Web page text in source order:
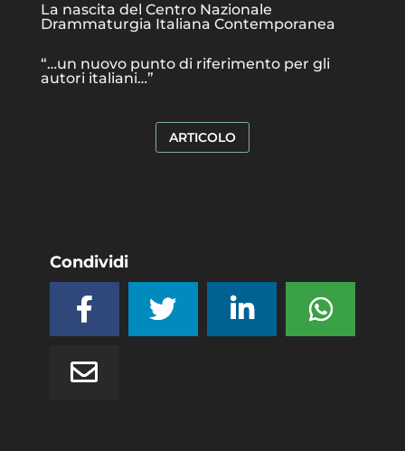
La nascita del Centro Nazionale
Drammaturgia Italiana Contemporanea
“…un nuovo punto di riferimento per gli
autori italiani…”
ARTICOLO
Condividi